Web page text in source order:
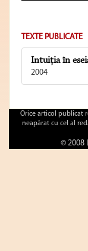
TEXTE PUBLICATE
Intuiţia în
2004
Orice articol publicat
neapărat cu cel al
© 2008